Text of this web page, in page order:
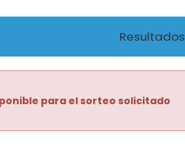
Resultados
para el sorteo solicitado